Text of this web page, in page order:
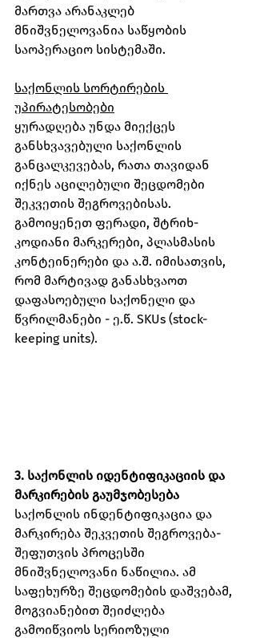
მართვა არანაკლებ
მნიშვნელოვანია საწყობის
საოპერაციო სისტემაში.
საქონლის სორტირების
უპირატესობები
ყურადღება უნდა მიექცეს
განსხვავებული საქონლის
განცალკევებას, რათა თავიდან
იქნეს აცილებული შეცდომები
შეკვეთის შეგროვებისას.
გამოიყენეთ ფერადი, შტრიხ-
კოდიანი მარკერები, პლასმასის
კონტეინერები და ა.შ. იმისათვის,
რომ მარტივად განასხვაოთ
დაფასოებული საქონელი და
წვრილმანები - ე.წ. SKUs (stock-
keeping units).
3. საქონლის იდენტიფიკაციის და
მარკირების გაუმჯობესება
საქონლის ინდენტიფიკაცია და
მარკირება შეკვეთის შეგროვება-
შეფუთვის პროცესში
მნიშვნელოვანი ნაწილია. ამ
საფეხურზე შეცდომების დაშვებამ,
მოგვიანებით შეიძლება
გამოიწვიოს სერიოზული